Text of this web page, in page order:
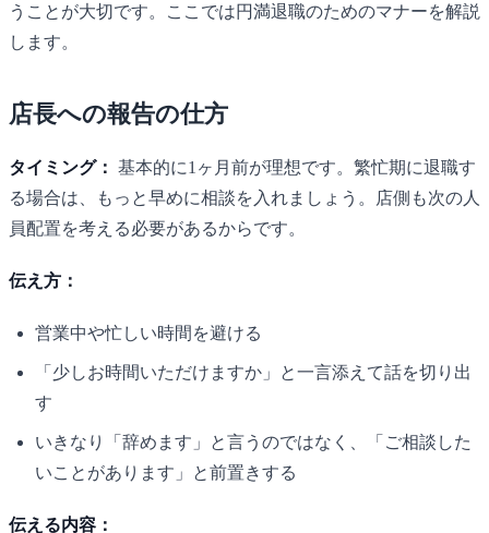
うことが大切です。ここでは円満退職のためのマナーを解説
します。
店長への報告の仕方
タイミング： 基本的に1ヶ月前が理想です。繁忙期に退職す
る場合は、もっと早めに相談を入れましょう。店側も次の人
員配置を考える必要があるからです。
伝え方：
営業中や忙しい時間を避ける
「少しお時間いただけますか」と一言添えて話を切り出
す
いきなり「辞めます」と言うのではなく、「ご相談した
いことがあります」と前置きする
伝える内容：